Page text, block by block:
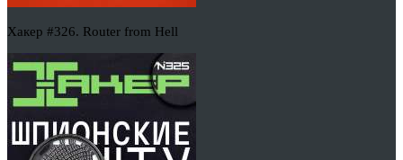
Хакер #326. Router from Hell